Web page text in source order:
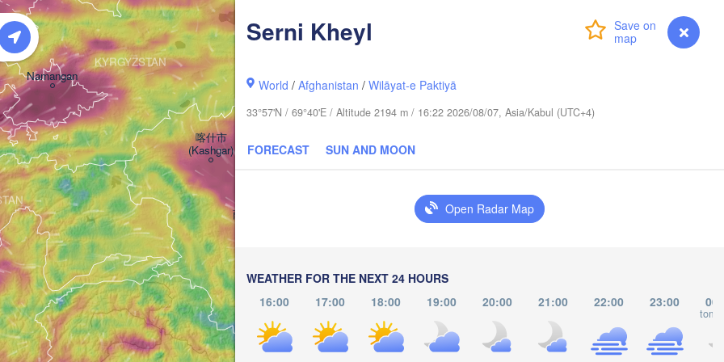
myVentusky Forecast
Serni Kheyl
World /Afghanistan /Wilāyat-e Paktiyā
33°57'N / 69°40'E / Altitude 2194 m / 16:22 2026/08/07, Asia/Kabul (UTC+4)
FORECAST SUN AND MOON
Open Radar Map
WEATHER FOR THE NEXT 24 HOURS
16:00
17:00 18:00 19:00 20:00 21:00 22:00 23:00
Namangan
KYRGYZSTAN
喀什市
(Kashgar)
萨依巴格乡
库尔勒市
(Korla)